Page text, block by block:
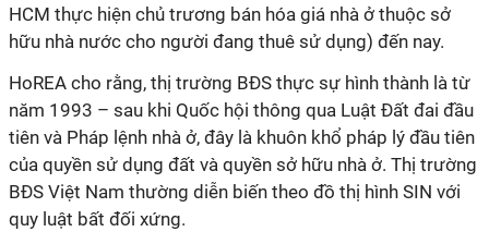
HCM thực hiện chủ trương bán hóa giá nhà ở thuộc sở
hữu nhà nước cho người đang thuê sử dụng) đến nay.
HoREA cho rằng, thị trường BĐS thực sự hình thành là từ
năm 1993 – sau khi Quốc hội thông qua Luật Đất đai đầu
tiên và Pháp lệnh nhà ở, đây là khuôn khổ pháp lý đầu tiên
của quyền sử dụng đất và quyền sở hữu nhà ở. Thị trường
BĐS Việt Nam thường diễn biến theo đồ thị hình SIN với
quy luật bất đối xứng.